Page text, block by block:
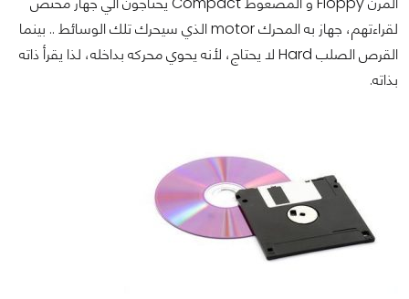
لقراءتهم، جهاز به المحرك motor الذي سيحرك تلك الوسائط .. بينما
القرص الصلب Hard لا يحتاج، لأنه يحوي محركه بداخله، لذا يقرأ ذاته
بذاته.